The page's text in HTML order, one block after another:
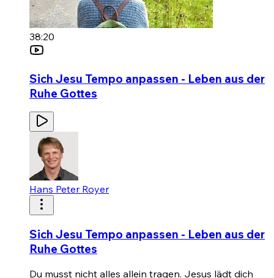
38:20
Sich Jesu Tempo anpassen - Leben aus der
Ruhe Gottes
Hans Peter Royer
Sich Jesu Tempo anpassen - Leben aus der
Ruhe Gottes
Du musst nicht alles allein tragen. Jesus lädt dich